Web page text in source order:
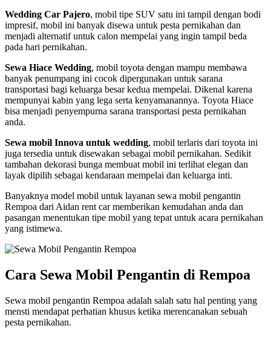
Wedding Car Pajero, mobil tipe SUV satu ini tampil dengan bodi
impresif, mobil ini banyak disewa untuk pesta pernikahan dan
menjadi alternatif untuk calon mempelai yang ingin tampil beda
pada hari pernikahan.
Sewa Hiace Wedding, mobil toyota dengan mampu membawa
banyak penumpang ini cocok dipergunakan untuk sarana
transportasi bagi keluarga besar kedua mempelai. Dikenal karena
mempunyai kabin yang lega serta kenyamanannya. Toyota Hiace
bisa menjadi penyempurna sarana transportasi pesta pernikahan
anda.
Sewa mobil Innova untuk wedding, mobil terlaris dari toyota ini
juga tersedia untuk disewakan sebagai mobil pernikahan. Sedikit
tambahan dekorasi bunga membuat mobil ini terlihat elegan dan
layak dipilih sebagai kendaraan mempelai dan keluarga inti.
Banyaknya model mobil untuk layanan sewa mobil pengantin
Rempoa dari Aidan rent car memberikan kemudahan anda dan
pasangan menentukan tipe mobil yang tepat untuk acara pernikahan
yang istimewa.
Cara Sewa Mobil Pengantin di Rempoa
Sewa mobil pengantin Rempoa adalah salah satu hal penting yang
mensti mendapat perhatian khusus ketika merencanakan sebuah
pesta pernikahan.